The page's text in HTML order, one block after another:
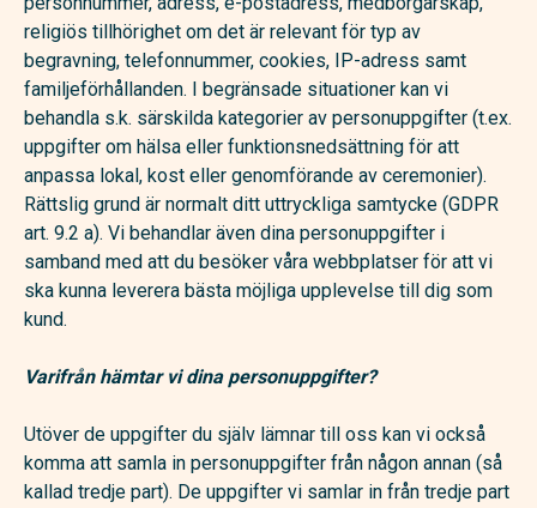
religiös tillhörighet om det är relevant för typ av
begravning, telefonnummer, cookies, IP-adress samt
familjeförhållanden. I begränsade situationer kan vi
behandla s.k. särskilda kategorier av personuppgifter (t.ex.
uppgifter om hälsa eller funktionsnedsättning för att
anpassa lokal, kost eller genomförande av ceremonier).
Rättslig grund är normalt ditt uttryckliga samtycke (GDPR
art. 9.2 a). Vi behandlar även dina personuppgifter i
samband med att du besöker våra webbplatser för att vi
ska kunna leverera bästa möjliga upplevelse till dig som
kund.
Varifrån hämtar vi dina personuppgifter?
Utöver de uppgifter du själv lämnar till oss kan vi också
komma att samla in personuppgifter från någon annan (så
kallad tredje part). De uppgifter vi samlar in från tredje part